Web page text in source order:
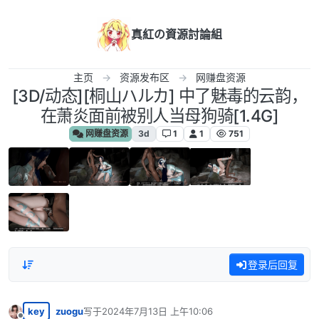
真紅の資源討論組
主页 资源发布区 网赚盘资源
[3D/动态][桐山ハルカ] 中了魅毒的云韵，
在萧炎面前被别人当母狗骑[1.4G]
网赚盘资源 3d 1 1 751
登录后回复
key zuogu写于2024年7月13日 上午10:06